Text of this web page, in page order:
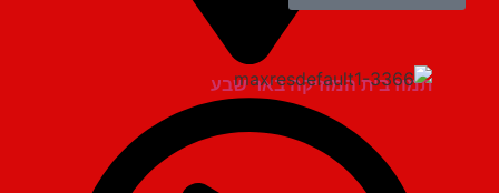
תמוז בית המוזיקה באר שבע